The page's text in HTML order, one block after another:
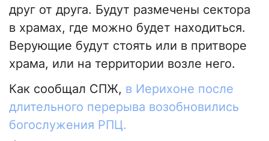
друг от друга. Будут размечены сектора
в храмах, где можно будет находиться.
Верующие будут стоять или в притворе
храма, или на территории возле него.
Как сообщал СПЖ, в Иерихоне после
длительного перерыва возобновились
богослужения РПЦ.